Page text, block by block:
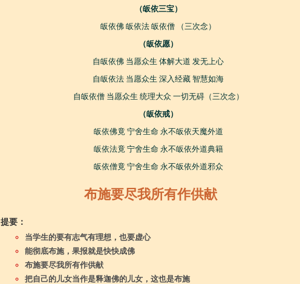
（皈依三宝）
皈依佛 皈依法 皈依僧 （三次念）
（皈依愿）
自皈依佛 当愿众生 体解大道 发无上心
自皈依法 当愿众生 深入经藏 智慧如海
自皈依僧 当愿众生 统理大众 一切无碍（三次念）
（皈依戒）
皈依佛竟 宁舍生命 永不皈依天魔外道
皈依法竟 宁舍生命 永不皈依外道典籍
皈依僧竟 宁舍生命 永不皈依外道邪众
布施要尽我所有作供献
提要：
当学生的要有志气有理想，也要虚心
能彻底布施，果报就是快快成佛
布施要尽我所有作供献
把自己的儿女当作是释迦佛的儿女，这也是布施